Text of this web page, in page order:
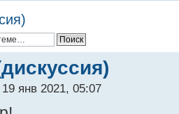
янв 2021, 05:07